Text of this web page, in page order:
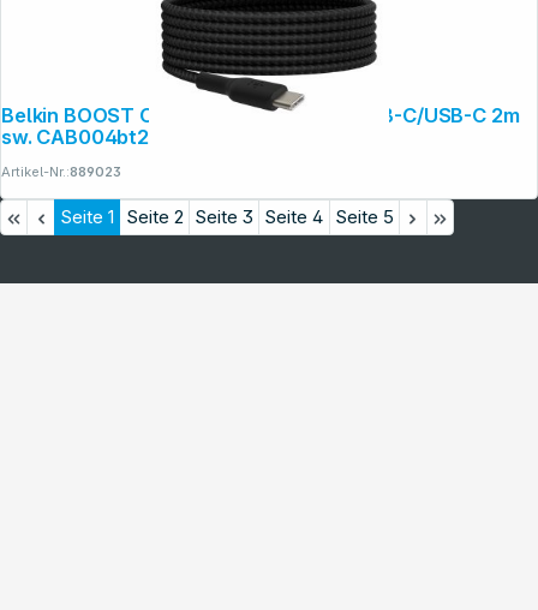
Belkin BOOST CHARGE geflocht.Kab USB-C/USB-C 2m
sw. CAB004bt2MBK
Artikel-Nr.:889023
Seite 1 Seite 2 Seite 3 Seite 4 Seite 5